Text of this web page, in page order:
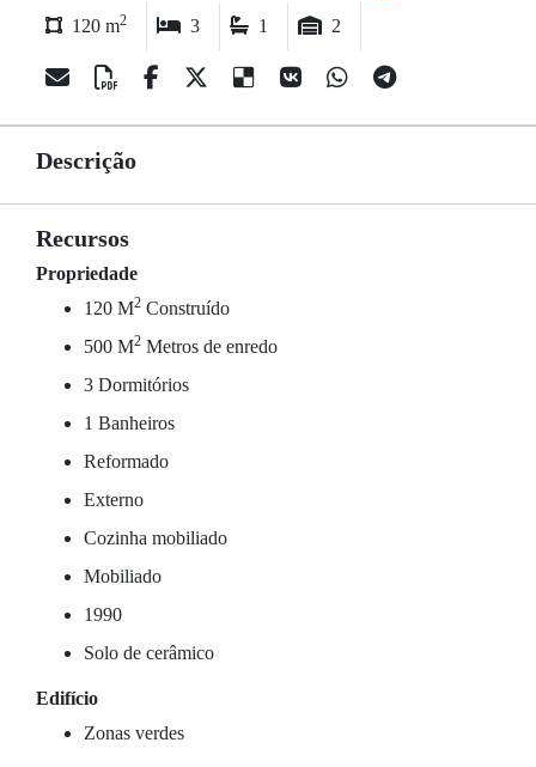
120 m2 3 1 2
Descrição
Recursos
Propriedade
120 M2 Construído
500 M2 Metros de enredo
3 Dormitórios
1 Banheiros
Reformado
Externo
Cozinha mobiliado
Mobiliado
1990
Solo de cerâmico
Edifício
Zonas verdes